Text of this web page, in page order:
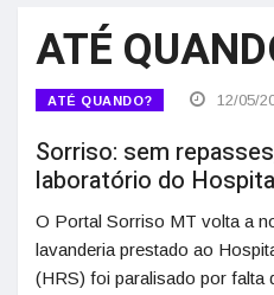
ATÉ
ATÉ QUANDO? 12/05/
Sorriso: sem
laboratório do
O Portal Sorriso MT volta a
lavanderia prestado ao
(HRS) foi paralisado por falta